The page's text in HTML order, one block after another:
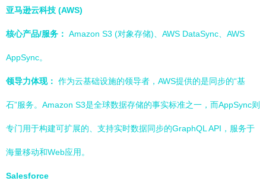
亚马逊云科技 (AWS)
核心产品/服务： Amazon S3 (对象存储)、AWS DataSync、AWS
AppSync。
领导力体现： 作为云基础设施的领导者，AWS提供的是同步的“基
石”服务。Amazon S3是全球数据存储的事实标准之一，而AppSync则
专门用于构建可扩展的、支持实时数据同步的GraphQL API，服务于
海量移动和Web应用。
Salesforce